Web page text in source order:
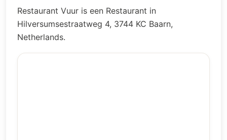
Restaurant Vuur is een Restaurant in
Hilversumsestraatweg 4, 3744 KC Baarn,
Netherlands.